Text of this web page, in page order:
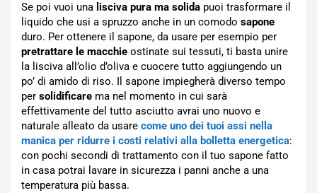
Se poi vuoi una lisciva pura ma solida puoi trasformare il
liquido che usi a spruzzo anche in un comodo sapone
duro. Per ottenere il sapone, da usare per esempio per
pretrattare le macchie ostinate sui tessuti, ti basta unire
la lisciva all’olio d’oliva e cuocere tutto aggiungendo un
po’ di amido di riso. Il sapone impiegherà diverso tempo
per solidificare ma nel momento in cui sarà
effettivamente del tutto asciutto avrai uno nuovo e
naturale alleato da usare come uno dei tuoi assi nella
manica per ridurre i costi relativi alla bolletta energetica:
con pochi secondi di trattamento con il tuo sapone fatto
in casa potrai lavare in sicurezza i panni anche a una
temperatura più bassa.